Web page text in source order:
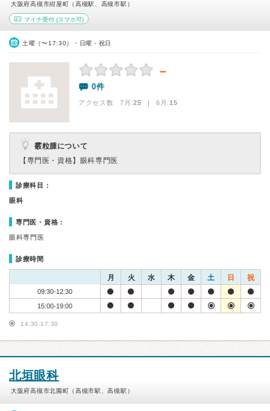
大阪府高槻市紺屋町（高槻駅、高槻市駅）
マイナ受付 (スマホ可)
土曜（〜17:30）・日曜・祝日
－
0件
アクセス数 7月:25 | 6月:15
霰粒腫について
【専門医・資格】 眼科専門医
診療科目：
眼科
専門医・資格：
眼科専門医
診療時間
月 火 水 木 金 土 日 祝
09:30-12:30
15:00-19:00
14:30-17:30
北垣眼科
大阪府高槻市北園町（高槻市駅、高槻駅）